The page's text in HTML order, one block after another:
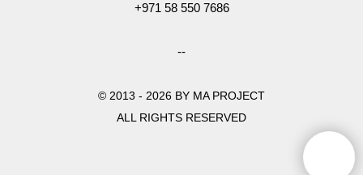
+971 58 550 7686
--
© 2013 - 2026 BY MA PROJECT
ALL RIGHTS RESERVED